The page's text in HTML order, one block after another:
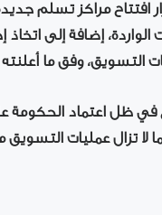
افتتاح مراكز تسلم
إضافة إلى
التسويق، وفق ما أعلنته
في ظل اعتماد الحكومة
لا تزال عمليات